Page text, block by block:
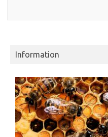
Information